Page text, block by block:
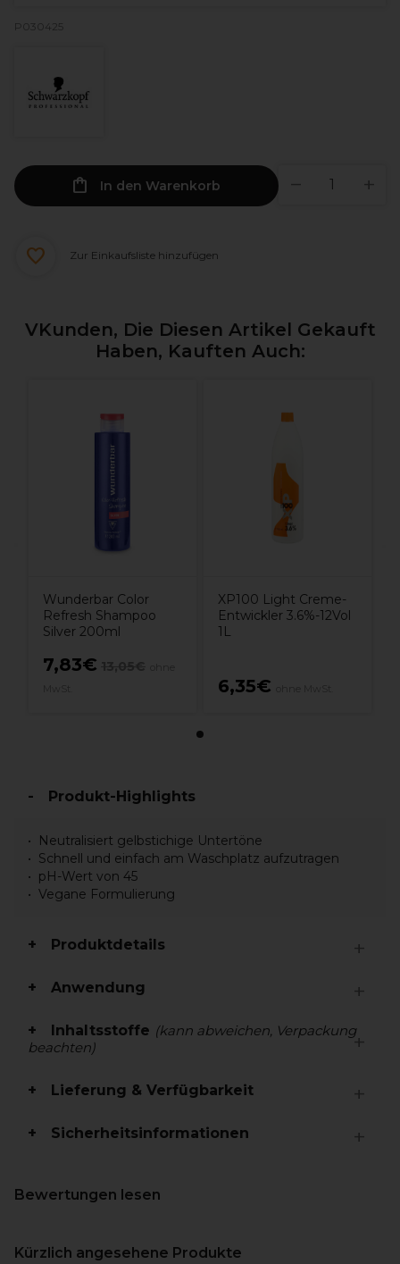
P030425
In den Warenkorb
Zur Einkaufsliste hinzufügen
VKunden, Die Diesen Artikel Gekauft
Haben, Kauften Auch:
Wunderbar Color
Refresh Shampoo
Silver 200ml
7,83€
XP100 Light Creme-
Entwickler 3.6%-12Vol
1L
6,35€
Produkt-Highlights
Neutralisiert gelbstichige Untertöne
Schnell und einfach am Waschplatz aufzutragen
pH-Wert von 45
Vegane Formulierung
Produktdetails
Anwendung
Inhaltsstoffe (kann abweichen, Verpackung
beachten)
Lieferung & Verfügbarkeit
Sicherheitsinformationen
Bewertungen lesen
Kürzlich angesehene Produkte